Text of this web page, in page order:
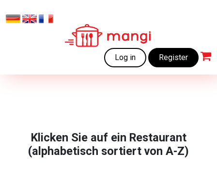
Log in Register
Klicken Sie auf ein Restaurant
(alphabetisch sortiert von A-Z)